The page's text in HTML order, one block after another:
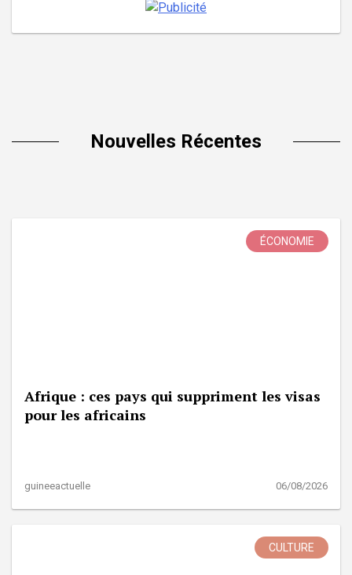
Nouvelles Récentes
ÉCONOMIE
Afrique : ces pays qui suppriment les visas
pour les africains
guineeactuelle 06/08/2026
CULTURE